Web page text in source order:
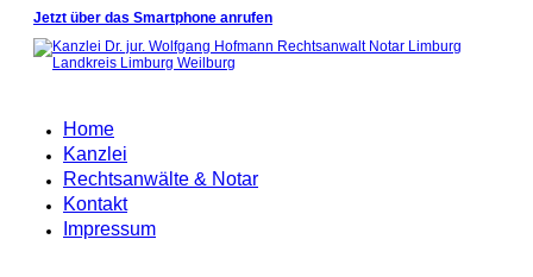
Jetzt über das Smartphone anrufen
Home
Kanzlei
Rechtsanwälte & Notar
Kontakt
Impressum